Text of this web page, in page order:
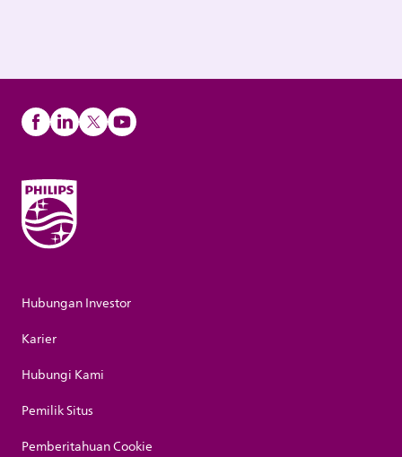
Hubungan Investor
Karier
Hubungi Kami
Pemilik Situs
Pemberitahuan Cookie